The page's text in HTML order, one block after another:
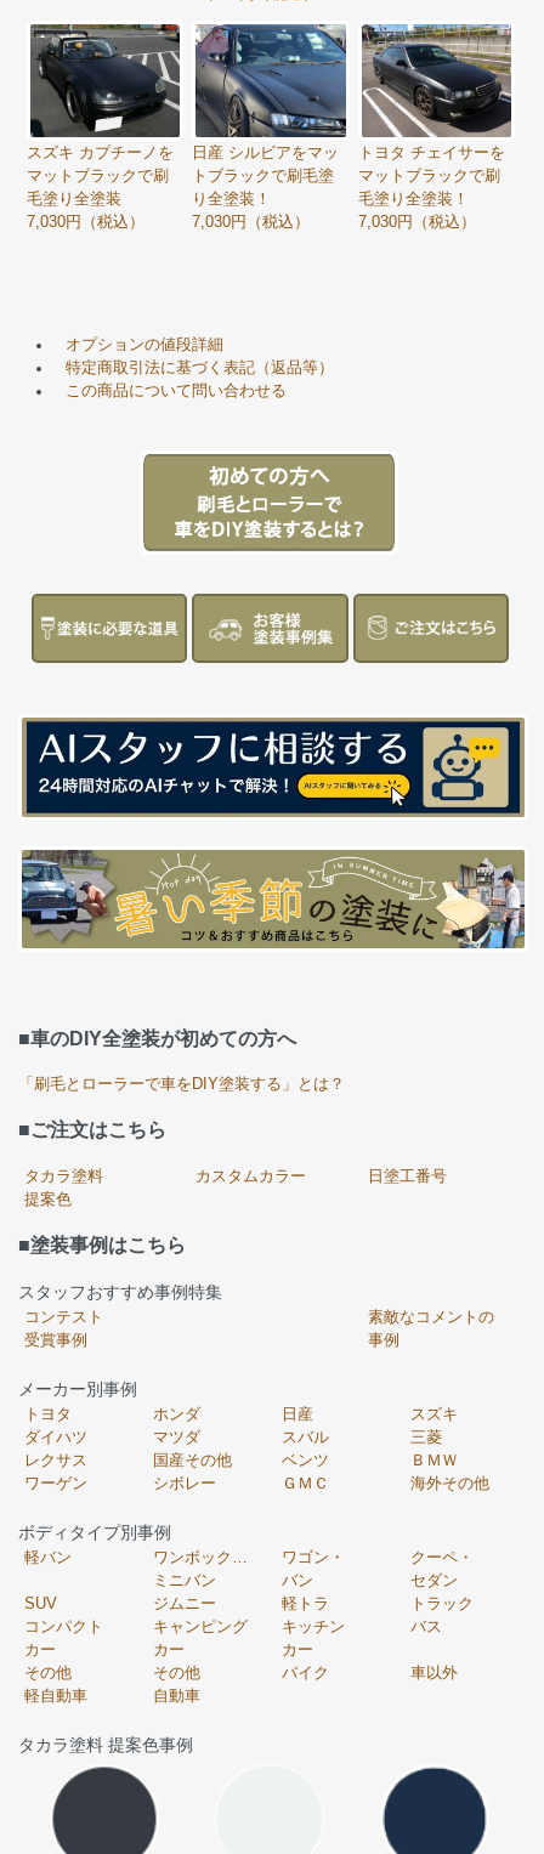
スズキ カプチーノを
マットブラックで刷
毛塗り全塗装
7,030円（税込）
日産 シルビアをマッ
トブラックで刷毛塗
り全塗装！
7,030円（税込）
トヨタ チェイサーを
マットブラックで刷
毛塗り全塗装！
7,030円（税込）
オプションの値段詳細
特定商取引法に基づく表記（返品等）
この商品について問い合わせる
■車のDIY全塗装が初めての方へ
「刷毛とローラーで車をDIY塗装する」とは？
■ご注文はこちら
タカラ塗料
提案色
カスタムカラー 日塗工番号
■塗装事例はこちら
スタッフおすすめ事例特集
コンテスト
受賞事例
素敵なコメントの
事例
メーカー別事例
トヨタ ホンダ 日産
スズキ
ダイハツ
マツダ スバル
三菱
レクサス
国産その他 ベンツ
ＢＭＷ
ワーゲン
シボレー ＧＭＣ 海外その他
ボディタイプ別事例
軽バン
ミニバン
ワゴン・
バン
クーペ・
セダン
SUV
ジムニー 軽トラ
トラック
コンパクト
カー
キャンピング
カー
キッチン
カー
バス
その他
軽自動車
その他
自動車
バイク 車以外
タカラ塗料 提案色事例